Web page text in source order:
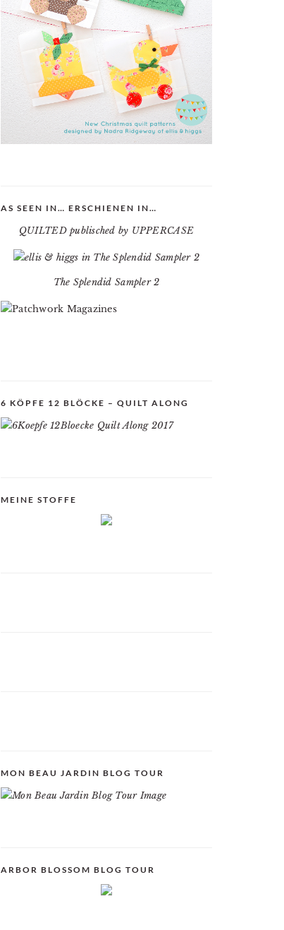
AS SEEN IN… ERSCHIENEN IN…
QUILTED publisched by UPPERCASE
The Splendid Sampler 2
6 KÖPFE 12 BLÖCKE – QUILT ALONG
MEINE STOFFE
MON BEAU JARDIN BLOG TOUR
ARBOR BLOSSOM BLOG TOUR